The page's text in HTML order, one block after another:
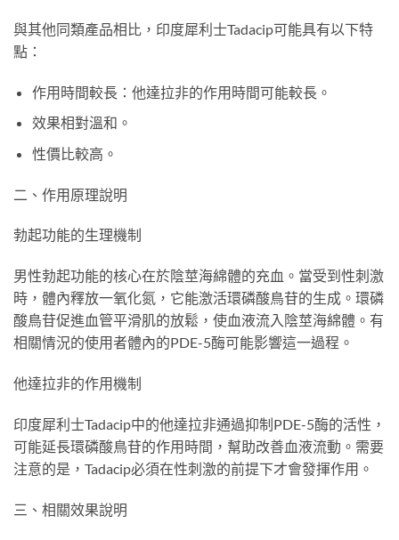
與其他同類產品相比，印度犀利士Tadacip可能具有以下特
點：
作用時間較長：他達拉非的作用時間可能較長。
效果相對溫和。
性價比較高。
二、作用原理說明
勃起功能的生理機制
男性勃起功能的核心在於陰莖海綿體的充血。當受到性刺激
時，體內釋放一氧化氮，它能激活環磷酸鳥苷的生成。環磷
酸鳥苷促進血管平滑肌的放鬆，使血液流入陰莖海綿體。有
相關情況的使用者體內的PDE-5酶可能影響這一過程。
他達拉非的作用機制
印度犀利士Tadacip中的他達拉非通過抑制PDE-5酶的活性，
可能延長環磷酸鳥苷的作用時間，幫助改善血液流動。需要
注意的是，Tadacip必須在性刺激的前提下才會發揮作用。
三、相關效果說明